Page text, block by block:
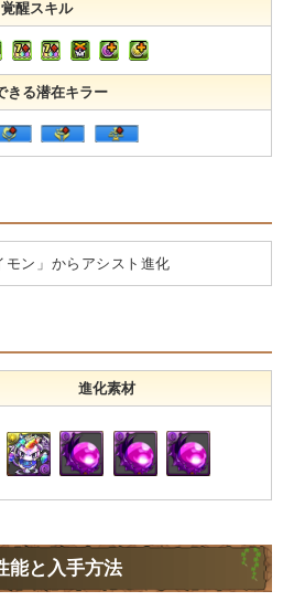
覚醒スキル
きる潜在キラー
モン」からアシスト進化
進化素材
能と入手方法